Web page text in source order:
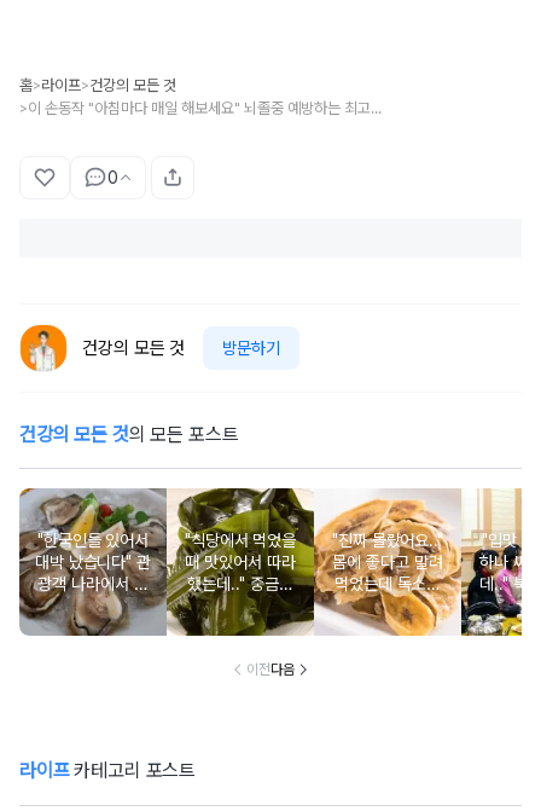
홈>라이프>건강의 모든 것
> 이 손동작 "아침마다 매일 해보세요" 뇌졸중 예방하는 최고의 방법입니다
0
건강의 모든 것 방문하기
건강의 모든 것의 모든 포스트
"한국인들 있어서
대박 났습니다" 관
광객 나라에서 남
녀노소 보양식처
럼 먹는 음식
"식당에서 먹었을
때 맛있어서 따라
했는데.." 중금속
싹 다 빠질 줄 몰
랐어요
"진짜 몰랐어요.."
몸에 좋다고 말려
먹었는데 독소를
먹고 있었던 의외
의 음식
"입맛 없
하나 싸
데.." 북
외로 안
건
이전다음
라이프카테고리 포스트